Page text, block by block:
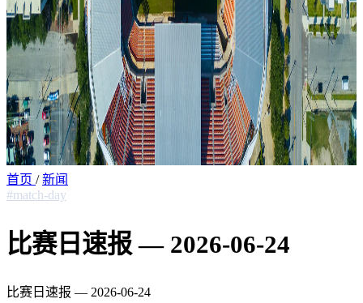
首页 / 新闻
#match-day
比赛日速报 — 2026-06-24
比赛日速报 — 2026-06-24